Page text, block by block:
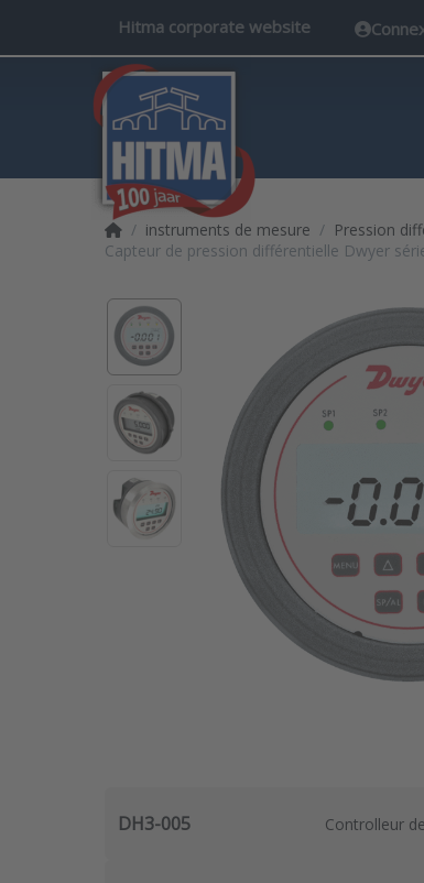
Hitma corporate website
Accueilinstruments de mesure Pression
Capteur de pression différentielle Dwyer
DH3-005 Controlleur